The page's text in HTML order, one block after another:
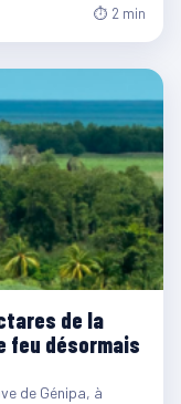
⏱ 2 min
de la
feu désormais
de Génipa, à